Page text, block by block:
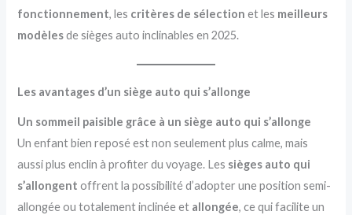
fonctionnement, les critères de sélection et les meilleurs
modèlesde sièges auto inclinables en 2025.
Les avantages d’un siège auto qui s’allonge
Un sommeil paisible grâce à un siège auto qui s’allonge
Un enfant bien reposé est non seulement plus calme, mais
aussi plus enclin à profiter du voyage. Les sièges auto qui
s’allongent offrent la possibilité d’adopter une position semi-
allongée ou totalement inclinée et allongée, ce qui facilite un